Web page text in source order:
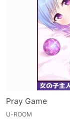
Pray Game
U-ROOM